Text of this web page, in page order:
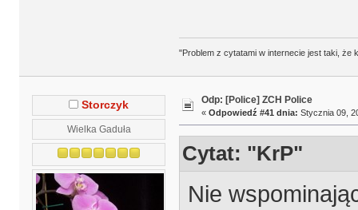
"Problem z cytatami w internecie jest taki, że
Storczyk
Wielka Gaduła
Odp: [Police] ZCH Police
« Odpowiedź #41 dnia: Stycznia 09,
Cytat: "KrP"
Nie